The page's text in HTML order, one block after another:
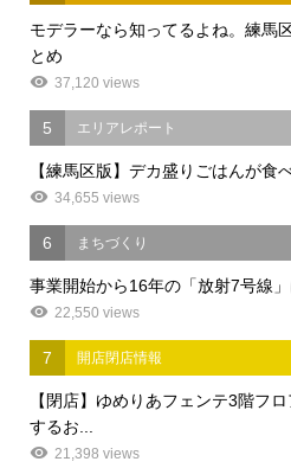
モデラーなら知ってるよね。練馬
とめ
37,120 views
5 エリアレポート
【練馬区版】デカ盛りごはんが食
34,655 views
6 まちづくり
事業開始から16年の「放射7号線
22,550 views
7 開店閉店情報
【閉店】ゆめりあフェンテ3階フ
するお...
21,398 views